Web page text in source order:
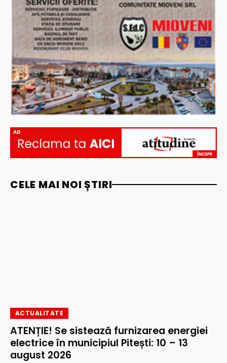
AD
CELE MAI NOI ȘTIRI
ACTUALITATE
ATENȚIE! Se sistează furnizarea energiei
electrice în municipiul Pitești: 10 – 13
august 2026